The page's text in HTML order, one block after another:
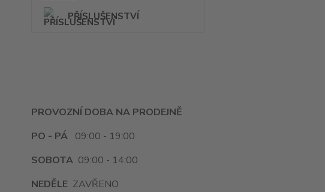
PŘÍSLUŠENSTVÍ
PROVOZNÍ DOBA NA PRODEJNĚ
PO - PÁ 09:00 - 19:00
SOBOTA 09:00 - 14:00
NEDĚLE ZAVŘENO